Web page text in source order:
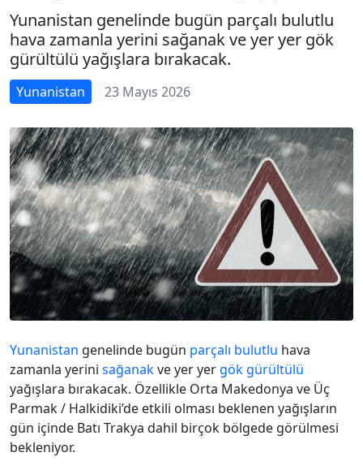
Yunanistan genelinde bugün parçalı bulutlu
hava zamanla yerini sağanak ve yer yer gök
gürültülü yağışlara bırakacak.
Yunanistan 23 Mayıs 2026
Yunanistan genelinde bugün parçalı bulutlu hava
zamanla yerini sağanakve yer yer gök gürültülü
yağışlara bırakacak. Özellikle Orta Makedonya ve Üç
Parmak / Halkidiki’de etkili olması beklenen yağışların
gün içinde Batı Trakya dahil birçok bölgede görülmesi
bekleniyor.